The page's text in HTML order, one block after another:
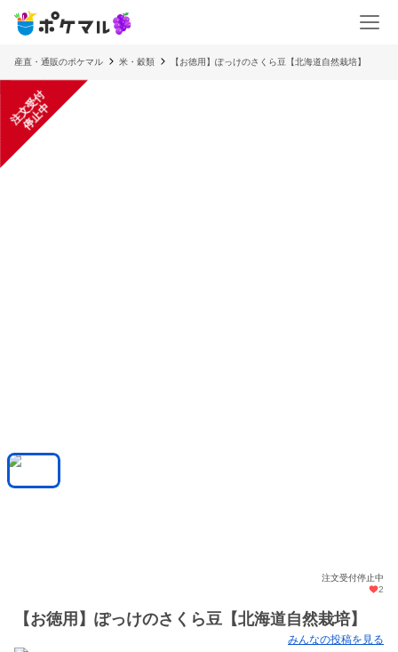
産直・通販のポケマル 米・穀類 【お徳用】ぽっけのさくら豆【北海道自然栽培】
注
文
受
付
停
止
中
注文受付停止中
2
【お徳用】ぽっけのさくら豆【北海道自然栽培】
みんなの投稿を見る